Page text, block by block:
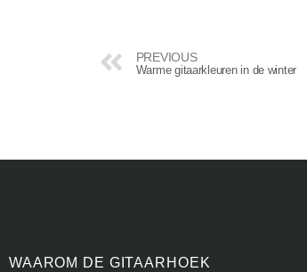
PREVIOUS
Warme gitaarkleuren in de winter
WAAROM DE GITAARHOEK